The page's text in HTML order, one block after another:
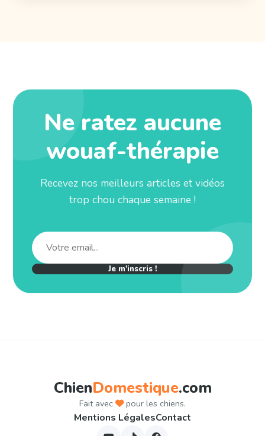
Ne ratez aucune
wouaf-thérapie
Recevez nos meilleurs articles et vidéos
trop chou chaque semaine !
Je m'inscris !
ChienDomestique.com
Fait avec pour les chiens.
Mentions LégalesContact